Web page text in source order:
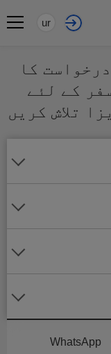
ur
کا
کے لئے
تلاش کریں
WhatsApp